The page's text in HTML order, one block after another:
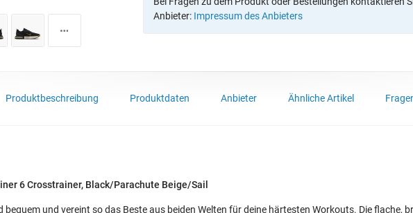
Anbieter: Impressum des Anbieters
Produktbeschreibung Produktdaten Anbieter Ähnliche Artikel
6 Crosstrainer, Black/Parachute Beige/Sail
bequem und vereint so das Beste aus beiden Welten für deine härtesten Workouts. Die flache,